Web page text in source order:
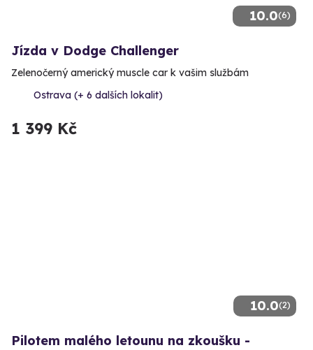
10.0(6)
Jízda v Dodge Challenger
Zelenočerný americký muscle car k vašim službám
Ostrava (+ 6 dalších lokalit)
1 399 Kč
10.0(2)
Pilotem malého letounu na zkoušku -